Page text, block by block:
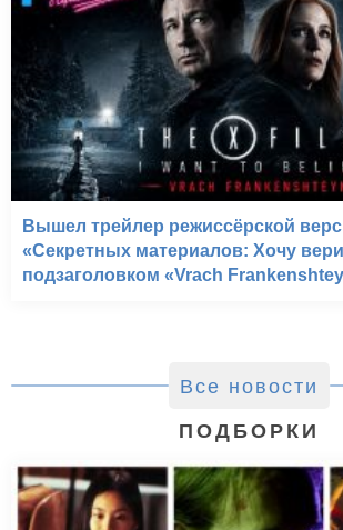
Вышел трейлер режиссёрской
«Секретных материалов: Хочу
подзаголовком «Vrach
Все новости
ПОДБОРКИ